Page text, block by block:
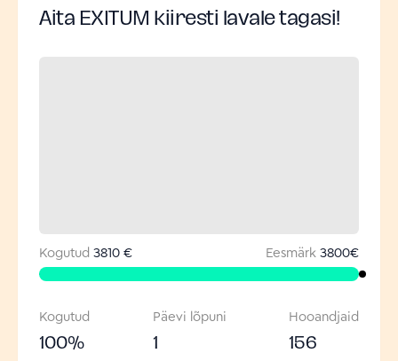
Aita EXITUM kiiresti lavale tagasi!
Kogutud 3810 € Eesmärk 3800€
Kogutud
100%
Päevi lõpuni
1
Hooandjaid
156